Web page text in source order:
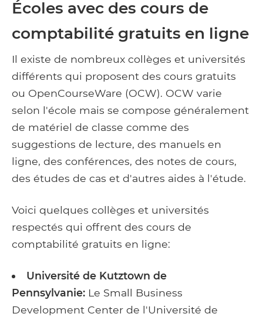
Écoles avec des cours de
comptabilité gratuits en ligne
Il existe de nombreux collèges et universités
différents qui proposent des cours gratuits
ou OpenCourseWare (OCW). OCW varie
selon l'école mais se compose généralement
de matériel de classe comme des
suggestions de lecture, des manuels en
ligne, des conférences, des notes de cours,
des études de cas et d'autres aides à l'étude.
Voici quelques collèges et universités
respectés qui offrent des cours de
comptabilité gratuits en ligne:
Université de Kutztown de
Pennsylvanie: Le Small Business
Development Center de l'Université de